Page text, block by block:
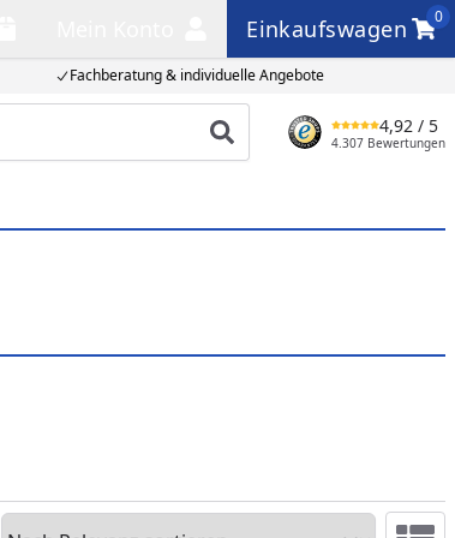
Fachberatung & individuelle Angebote
Einkaufswagen
0
Einkaufswagen
Produkt suchen
4,92 / 5
4.307 Bewertungen
Sortieren